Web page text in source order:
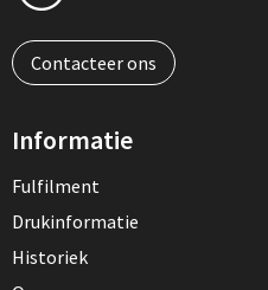
Contacteer ons
Informatie
Fulfilment
Drukinformatie
Historiek